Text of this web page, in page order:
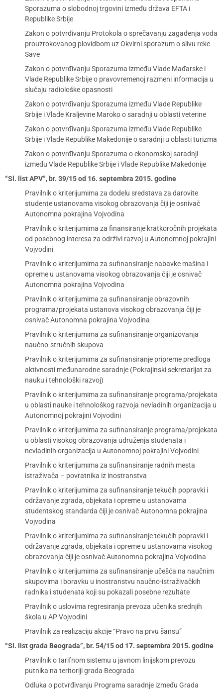
Sporazuma o slobodnoj trgovini između država EFTA i
Republike Srbije
Zakon o potvrđivanju Protokola o sprečavanju zagađenja voda
prouzrokovanog plovidbom uz Okvirni sporazum o slivu reke
Save
Zakon o potvrđivanju Sporazuma između Vlade Mađarske i
Vlade Republike Srbije o pravovremenoj razmeni informacija u
slučaju radiološke opasnosti
Zakon o potvrđivanju Sporazuma između Vlade Republike
Srbije i Vlade Kraljevine Maroko o saradnji u oblasti veterine
Zakon o potvrđivanju Sporazuma između Vlade Republike
Srbije i Vlade Republike Makedonije o saradnji u oblasti turizma
Zakon o potvrđivanju Sporazuma o ekonomskoj saradnji
između Vlade Republike Srbije i Vlade Republike Makedonije
“Sl. list APV”, br. 39/15 od 16. septembra 2015. godine
Pravilnik o kriterijumima za dodelu sredstava za darovite
studente ustanovama visokog obrazovanja čiji je osnivač
Autonomna pokrajina Vojvodina
Pravilnik o kriterijumima za finansiranje kratkoročnih projekata
od posebnog interesa za održivi razvoj u Autonomnoj pokrajini
Vojvodini
Pravilnik o kriterijumima za sufinansiranje nabavke mašina i
opreme u ustanovama visokog obrazovanja čiji je osnivač
Autonomna pokrajina Vojvodina
Pravilnik o kriterijumima za sufinansiranje obrazovnih
programa/projekata ustanova visokog obrazovanja čiji je
osnivač Autonomna pokrajina Vojvodina
Pravilnik o kriterijumima za sufinansiranje organizovanja
naučno-stručnih skupova
Pravilnik o kriterijumima za sufinansiranje pripreme predloga
aktivnosti međunarodne saradnje (Pokrajinski sekretarijat za
nauku i tehnološki razvoj)
Pravilnik o kriterijumima za sufinansiranje programa/projekata
u oblasti nauke i tehnološkog razvoja nevladinih organizacija u
Autonomnoj pokrajini Vojvodini
Pravilnik o kriterijumima za sufinansiranje programa/projekata
u oblasti visokog obrazovanja udruženja studenata i
nevladinih organizacija u Autonomnoj pokrajini Vojvodini
Pravilnik o kriterijumima za sufinansiranje radnih mesta
istraživača – povratnika iz inostranstva
Pravilnik o kriterijumima za sufinansiranje tekućih popravki i
održavanje zgrada, objekata i opreme u ustanovama
studentskog standarda čiji je osnivač Autonomna pokrajina
Vojvodina
Pravilnik o kriterijumima za sufinansiranje tekućih popravki i
održavanje zgrada, objekata i opreme u ustanovama visokog
obrazovanja čiji je osnivač Autonomna pokrajina Vojvodina
Pravilnik o kriterijumima za sufinansiranje učešća na naučnim
skupovima i boravku u inostranstvu naučno-istraživačkih
radnika i studenata koji su pokazali posebne rezultate
Pravilnik o uslovima regresiranja prevoza učenika srednjih
škola u AP Vojvodini
Pravilnik za realizaciju akcije “Pravo na prvu šansu”
“Sl. list grada Beograda”, br. 54/15 od 17. septembra 2015. godine
Pravilnik o tarifnom sistemu u javnom linijskom prevozu
putnika na teritoriji grada Beograda
Odluka o potvrđivanju Programa saradnje između Grada